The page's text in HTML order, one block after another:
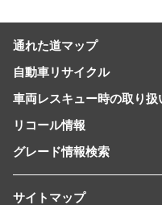
通れた道マップ
自動車リサイクル
車両レスキュー時の取り扱
リコール情報
グレード情報検索
サイトマップ